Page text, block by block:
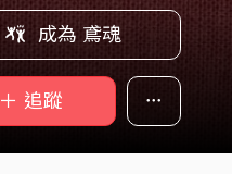
成為 鳶魂
＋ 追蹤